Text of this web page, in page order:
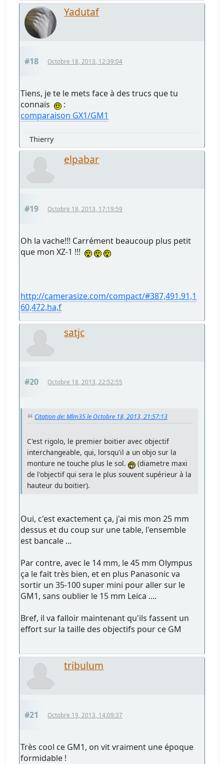
Yadutaf
#18 Octobre 18, 2013, 12:39:04
Tiens, je te le mets face à des trucs que tu
connais
:
comparaison GX1/GM1
Thierry
elpabar
#19 Octobre 18, 2013, 17:19:59
Oh la vache!!! Carrément beaucoup plus petit
que mon XZ-1 !!!
http://camerasize.com/compact/#387,491.91,1
60,472,ha,f
satjc
#20 Octobre 18, 2013, 22:52:55
Citation de: Mlm35 le Octobre 18, 2013, 21:57:13
C'est rigolo, le premier boitier avec objectif
interchangeable, qui, lorsqu'il a un objo sur la
monture ne touche plus le sol.
(diametre maxi
de l'objectif qui sera le plus souvent supérieur à la
hauteur du boitier).
Oui, c'est exactement ça, j'ai mis mon 25 mm
dessus et du coup sur une table, l'ensemble
est bancale ...
Par contre, avec le 14 mm, le 45 mm Olympus
ça le fait très bien, et en plus Panasonic va
sortir un 35-100 super mini pour aller sur le
GM1, sans oublier le 15 mm Leica ....
Bref, il va falloir maintenant qu'ils fassent un
effort sur la taille des objectifs pour ce GM
tribulum
#21 Octobre 19, 2013, 14:09:37
Très cool ce GM1, on vit vraiment une époque
formidable !